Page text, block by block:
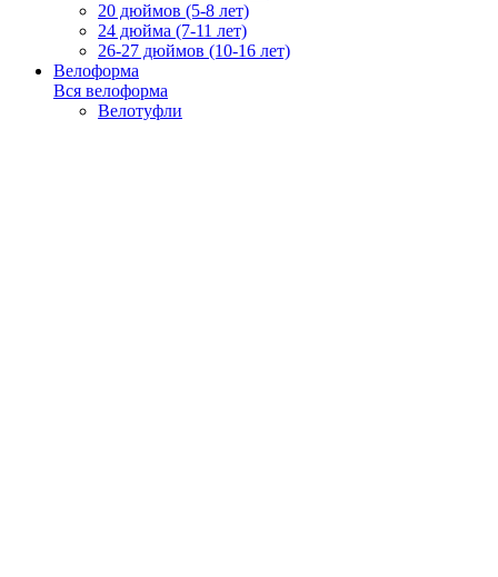
20 дюймов (5-8 лет)
24 дюйма (7-11 лет)
26-27 дюймов (10-16 лет)
Велоформа
Вся велоформа
Велотуфли